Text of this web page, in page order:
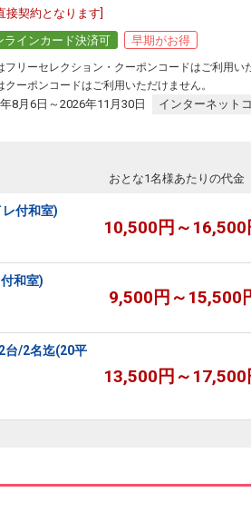
接契約となります]
ラインカード決済可 早期がお得
リーセレクション・クーポンコードはご利用い
ーポンコードはご利用いただけません。
8月6日～2026年11月30日 インターネット
おとな1名様あたりの代金
付和室)
10,500円～16,500
和室)
9,500円～15,500
台/2名迄(20平
13,500円～17,500